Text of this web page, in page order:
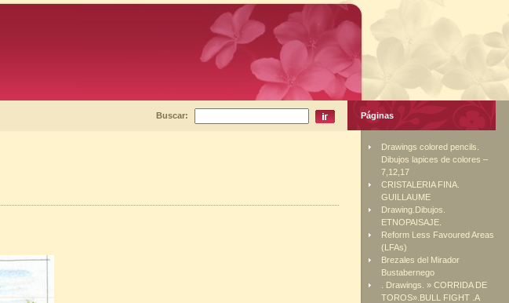
Buscar: Páginas
Drawings colored pencils.
Dibujos lapices de colores –
7,12,17
CRISTALERIA FINA.
GUILLAUME
Drawing.Dibujos.
ETNOPAISAJE.
Reform Less Favoured Areas
(LFAs)
Brezales del Mirador
Bustabernego
. Drawings. » CORRIDA DE
TOROS».BULL FIGHT .A